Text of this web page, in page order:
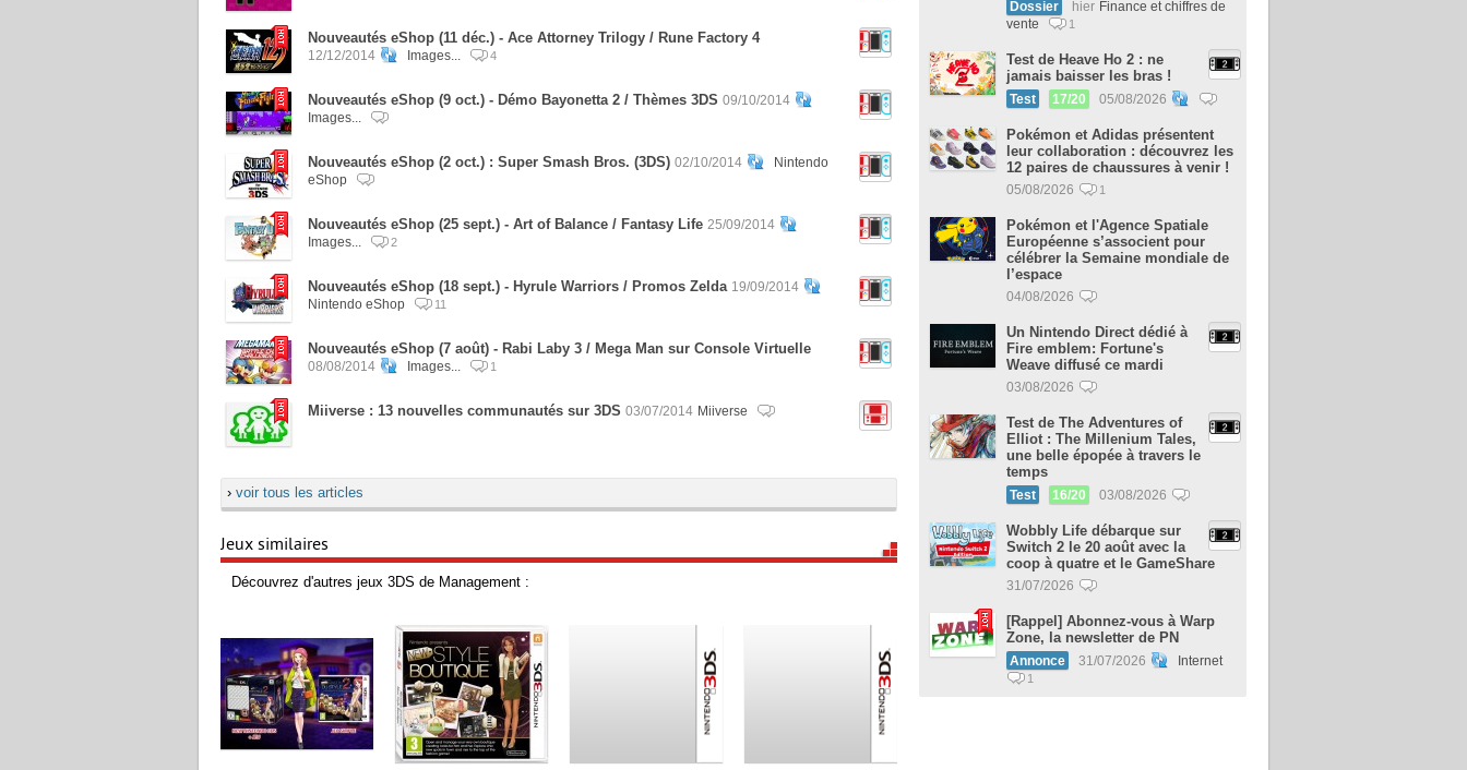
Nouveautés eShop (11 déc.) - Ace Attorney Trilogy / Rune Factory 4
12/12/2014 Images... 4
Nouveautés eShop (9 oct.) - Démo Bayonetta 2 / Thèmes 3DS 09/10/2014
Images...
Nouveautés eShop (2 oct.) : Super Smash Bros. (3DS) 02/10/2014
Nintendo
eShop
Nouveautés eShop (25 sept.) - Art of Balance / Fantasy Life 25/09/2014
Images...
2
Nouveautés eShop (18 sept.) - Hyrule Warriors / Promos Zelda 19/09/2014
Nintendo eShop
11
Nouveautés eShop (7 août) - Rabi Laby 3 / Mega Man sur Console Virtuelle
08/08/2014 Images... 1
Miiverse : 13 nouvelles communautés sur 3DS 03/07/2014 Miiverse
› voir tous les articles
Jeux similaires
Découvrez d'autres jeux 3DS de Management :
Dossier hier Finance et chiffres de
vente
1
Test de Heave Ho 2 : ne
jamais baisser les bras !
Test 17/20 05/08/2026
Pokémon et Adidas présentent
leur collaboration : découvrez les
12 paires de chaussures à venir !
05/08/2026 1
Pokémon et l'Agence Spatiale
Européenne s’associent pour
célébrer la Semaine mondiale de
l’espace
04/08/2026
Un Nintendo Direct dédié à
Fire emblem: Fortune's
Weave diffusé ce mardi
03/08/2026
Test de The Adventures of
Elliot : The Millenium Tales,
une belle épopée à travers le
temps
Test 16/20 03/08/2026
Wobbly Life débarque sur
Switch 2 le 20 août avec la
coop à quatre et le GameShare
31/07/2026
[Rappel] Abonnez-vous à Warp
Zone, la newsletter de PN
Annonce 31/07/2026 Internet
1